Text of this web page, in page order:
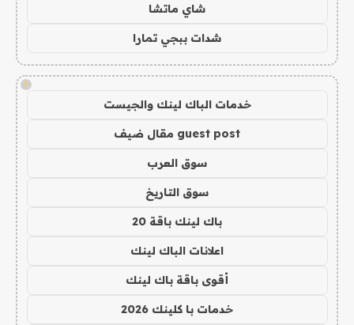
شاي ماتشا
شدات ببجي تمارا
!
خدمات الباك لينك والجيست
guest post مقال ضيف
سوق العرب
سوق التاريخ
باك لينك باقة 20
اعلانات الباك لينك
أقوى باقة باك لينك
خدمات با كلينك 2026